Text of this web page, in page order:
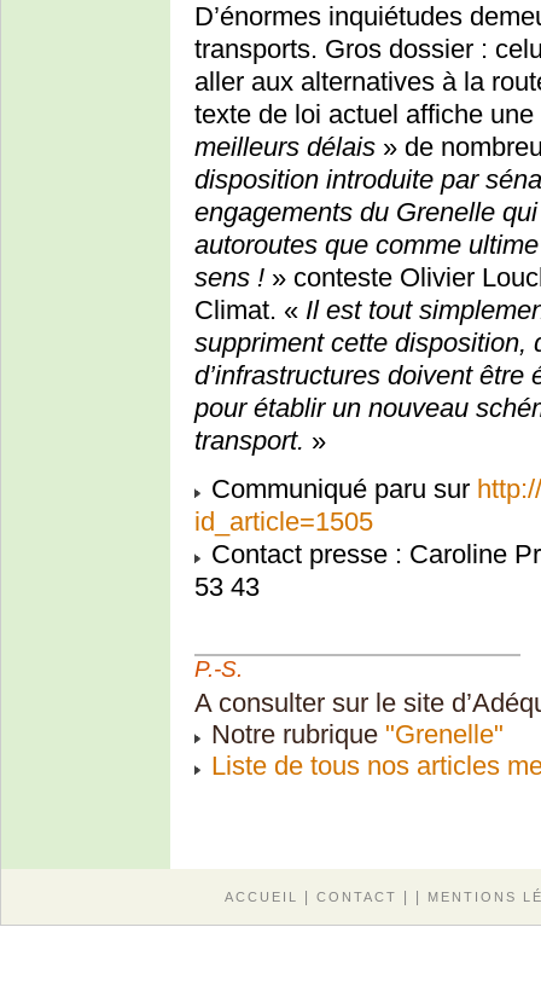
D’énormes inquiétudes
transports. Gros dossier :
aller aux alternatives à la
texte de loi actuel affiche
meilleurs délais » de
disposition introduite par
engagements du Grenelle
autoroutes que comme
sens ! » conteste Olivier
Climat. « Il est tout
suppriment cette disposition,
d’infrastructures doivent être
pour établir un nouveau
transport. »
Communiqué paru sur
id_article=1505
Contact presse : Caroline
53 43
P.-S.
A consulter sur le site
Notre rubrique "Grenelle"
Liste de tous nos articles
ACCUEIL | CONTACT | | MENTIONS